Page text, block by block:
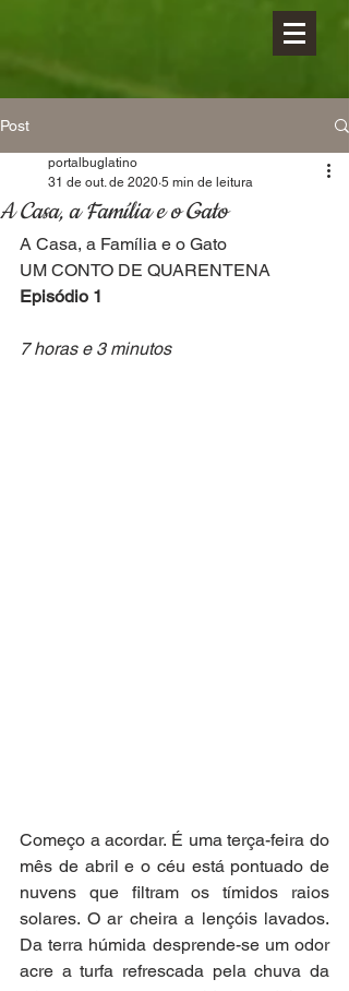
Post
A Casa, a Família e o Gato
portalbuglatino
31 de out. de 2020 5 min de leitura
A Casa, a Família e o Gato
UM CONTO DE QUARENTENA
Episódio 1
7 horas e 3 minutos
Começo a acordar. É uma terça-feira do
mês de abril e o céu está pontuado de
nuvens que filtram os tímidos raios
solares. O ar cheira a lençóis lavados.
Da terra húmida desprende-se um odor
acre a turfa refrescada pela chuva da